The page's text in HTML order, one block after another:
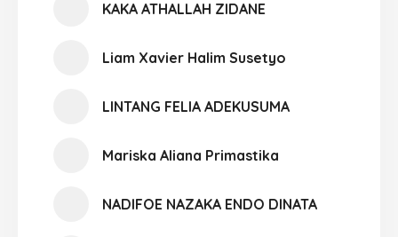
KAKA ATHALLAH ZIDANE
Liam Xavier Halim Susetyo
LINTANG FELIA ADEKUSUMA
Mariska Aliana Primastika
NADIFOE NAZAKA ENDO DINATA